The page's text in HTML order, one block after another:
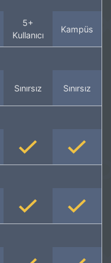
5+
Kullanıcı
Kampüs
Sınırsız Sınırsız